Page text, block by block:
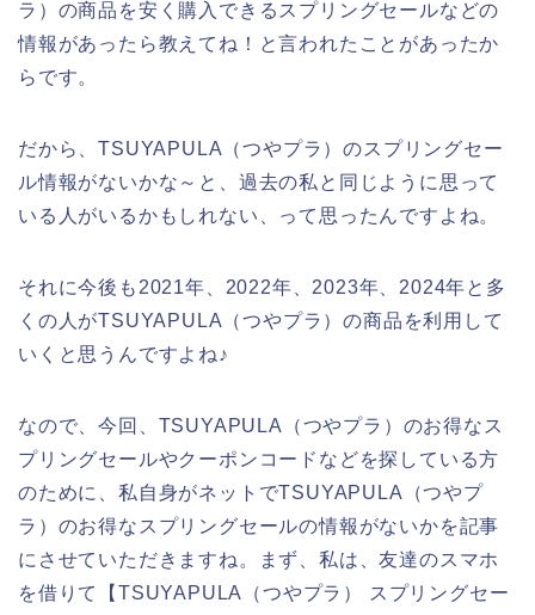
ラ）の商品を安く購入できるスプリングセールなどの
情報があったら教えてね！と言われたことがあったか
らです。
だから、TSUYAPULA（つやプラ）のスプリングセー
ル情報がないかな～と、過去の私と同じように思って
いる人がいるかもしれない、って思ったんですよね。
それに今後も2021年、2022年、2023年、2024年と多
くの人がTSUYAPULA（つやプラ）の商品を利用して
いくと思うんですよね♪
なので、今回、TSUYAPULA（つやプラ）のお得なス
プリングセールやクーポンコードなどを探している方
のために、私自身がネットでTSUYAPULA（つやプ
ラ）のお得なスプリングセールの情報がないかを記事
にさせていただきますね。まず、私は、友達のスマホ
を借りて【TSUYAPULA（つやプラ） スプリングセー